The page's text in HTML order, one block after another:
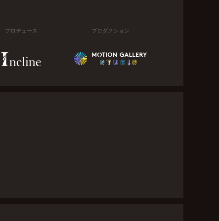
プロデュース プロダクション